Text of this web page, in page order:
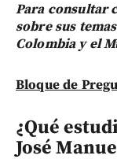
Para consultar
sobre sus
Colombia y el
Bloque de
¿Qué
José